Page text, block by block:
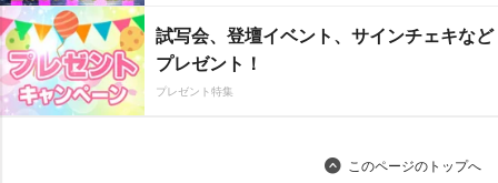
試写会、登壇イベント、サインチェキなど
プレゼント！
プレゼント特集
このページのトップへ